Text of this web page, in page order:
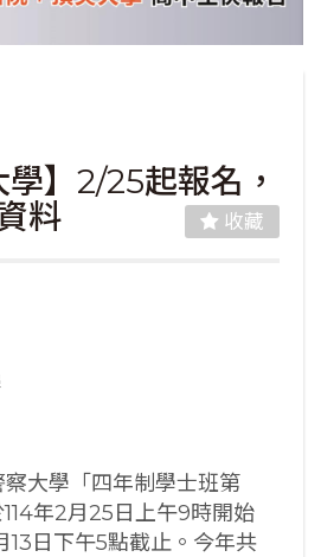
學】2/25起報名，
料
收藏
察大學「四年制學士班第
年2月25日上午9時開始
13日下午5點截止。今年共